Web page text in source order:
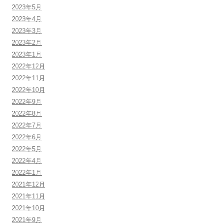
2023年5月
2023年4月
2023年3月
2023年2月
2023年1月
2022年12月
2022年11月
2022年10月
2022年9月
2022年8月
2022年7月
2022年6月
2022年5月
2022年4月
2022年1月
2021年12月
2021年11月
2021年10月
2021年9月